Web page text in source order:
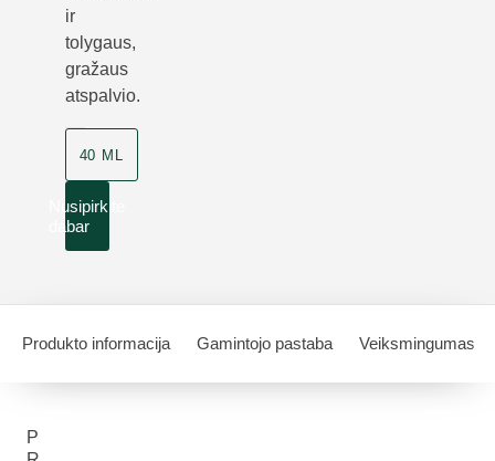
ir
tolygaus,
gražaus
atspalvio.
40 ML
Nusipirkite
dabar
Produkto informacija Gamintojo pastaba Veiksmingumas
P